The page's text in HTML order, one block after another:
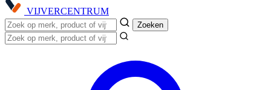
VIJVERCENTRUM
Zoeken